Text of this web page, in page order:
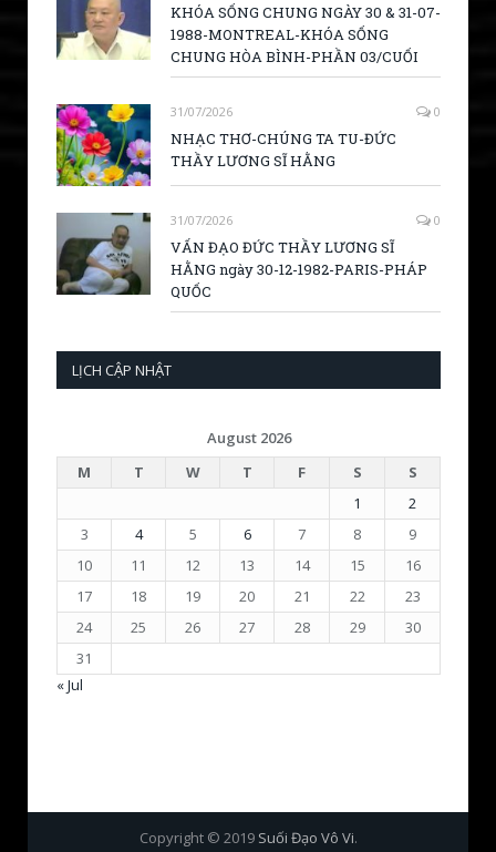
KHÓA SỐNG CHUNG NGÀY 30 & 31-07-
1988-MONTREAL-KHÓA SỐNG
CHUNG HÒA BÌNH-PHẦN 03/CUỐI
31/07/2026 0
NHẠC THƠ-CHÚNG TA TU-ĐỨC
THẦY LƯƠNG SĨ HẰNG
31/07/2026 0
VẤN ĐẠO ĐỨC THẦY LƯƠNG SĨ
HẰNG ngày 30-12-1982-PARIS-PHÁP
QUỐC
LỊCH CẬP NHẬT
August 2026
M
T W T F S
S
1
2
3
4 5 6 7 8
9
10
11 12 13 14 15
16
17
18 19 20 21 22
23
24
25 26 27 28 29
30
31
« Jul
Copyright © 2019 Suối Đạo Vô Vi.